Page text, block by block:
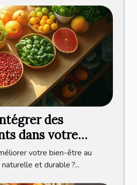
des
dans votre
booster votre
votre bien-être au
et durable ?...